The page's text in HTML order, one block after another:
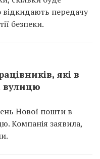
відкидають передачу
безпеки.
які в
вулицю
Нової пошти в
Компанія заявила,